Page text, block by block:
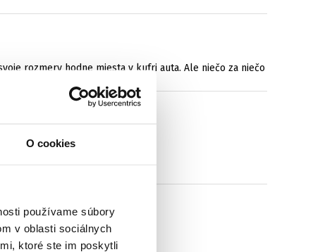
O cookies
používame súbory
v oblasti sociálnych
ktoré ste im poskytli
rozmery hodne miesta v kufri auta. Ale niečo za niečo